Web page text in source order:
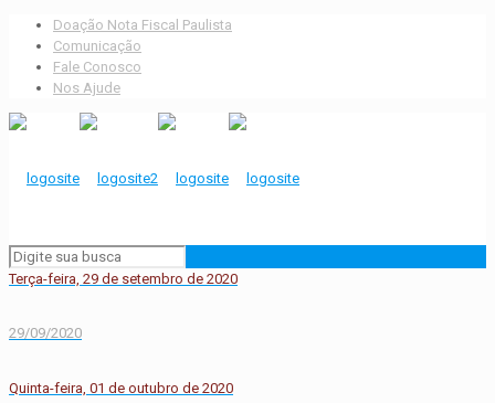
Doação Nota Fiscal Paulista
Comunicação
Fale Conosco
Nos Ajude
Terça-feira, 29 de setembro de 2020
29/09/2020
Quinta-feira, 01 de outubro de 2020